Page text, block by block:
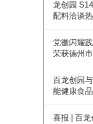
龙创园
配料洽谈
党徽闪耀
荣获德州
百龙创园
能健康食
喜报 | 百